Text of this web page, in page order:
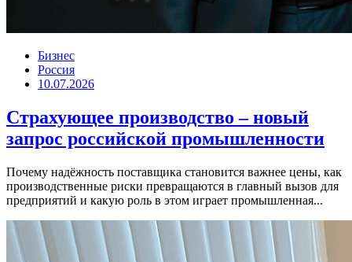
Бизнес
Россия
10.07.2026
Страхующее производство – новый
запрос российской промышленности
Почему надёжность поставщика становится важнее цены, как
производственные риски превращаются в главный вызов для
предприятий и какую роль в этом играет промышленная...